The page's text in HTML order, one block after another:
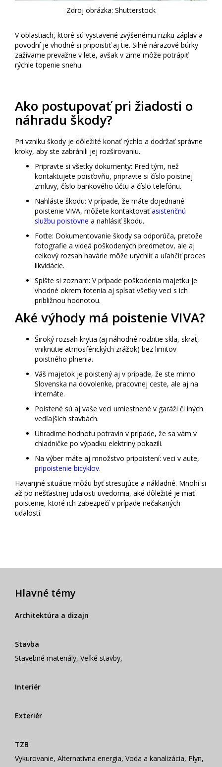
Zdroj obrázka: Shutterstock
V oblastiach, ktoré sú vystavené zvýšenému riziku záplav a
povodní je vhodné si pripoistiť aj tie. Silné nárazové búrky
zažívame prevažne v lete, avšak v zime môže potrápiť
rýchle topenie snehu.
Ako postupovať pri žiadosti o
náhradu škody?
Pri vzniku škody je dôležité konať rýchlo a dodržať správne
kroky, aby ste zabránili jej rozširovaniu.
Pripravte si všetky dokumenty: Pred tým, než
kontaktujete poisťovňu, pripravte si číslo poistnej
zmluvy, číslo bankového účtu a číslo telefónu.
Nahláste škodu: V prípade, že máte dojednané
poistenie VIVA, môžete kontaktovaťasistenčnú
službu poisťovne a nahlásiť škodu.
Foťte: Dokumentovanie škody sa odporúča, pretože
fotografie a videá poškodených predmetov, ale aj
celkový rozsah havárie môže urýchliť a uľahčiť proces
likvidácie.
Spíšte si zoznam: V prípade poškodenia majetku je
vhodné okrem fotenia aj spísať všetky veci s ich
približnou hodnotou.
Aké výhody má poistenie VIVA?
Široký rozsah krytia (aj náhodné rozbitie skla, skrat,
vniknutie atmosférických zrážok) bez limitov
poistného plnenia.
Váš majetok je poistený aj v prípade, že ste mimo
Slovenska na dovolenke, pracovnej ceste, ale aj na
internáte.
Poistené sú aj vaše veci umiestnené v garáži či iných
vedľajších stavbách.
Uhradíme hodnotu potravín v prípade, že sa vám v
chladničke po výpadku elektriny pokazili.
Na výber máte aj množstvo pripoistení: veci v aute,
pripoistenie bicyklov.
Havarijné situácie môžu byť stresujúce a nákladné. Mnohí si
až po nešťastnej udalosti uvedomia, aké dôležité je mať
poistenie, ktoré ich zabezpečí v prípade nečakaných
udalostí.
Hlavné témy
Architektúra a dizajn
Stavba
Stavebné materiály, Veľké stavby,
Interiér
Exteriér
TZB
Vykurovanie, Alternatívna energia, Voda a kanalizácia, Plyn,